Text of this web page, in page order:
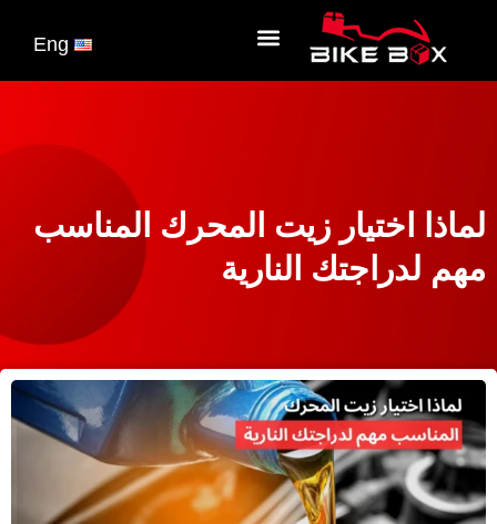
Eng
لماذا اختيار زيت المحرك المناسب
مهم لدراجتك النارية